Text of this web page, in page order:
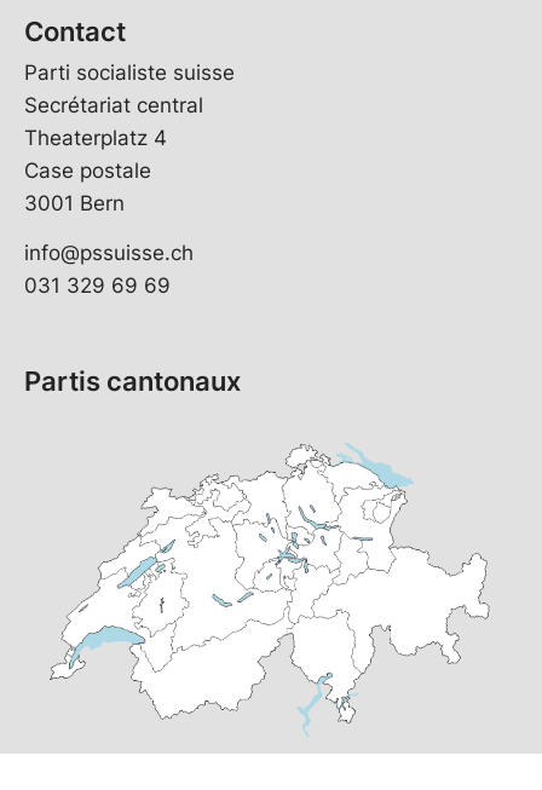
Contact
Parti socialiste suisse
Secrétariat central
Theaterplatz 4
Case postale
3001 Bern
info@pssuisse.ch
031 329 69 69
Partis cantonaux